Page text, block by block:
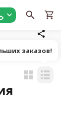
заказов!